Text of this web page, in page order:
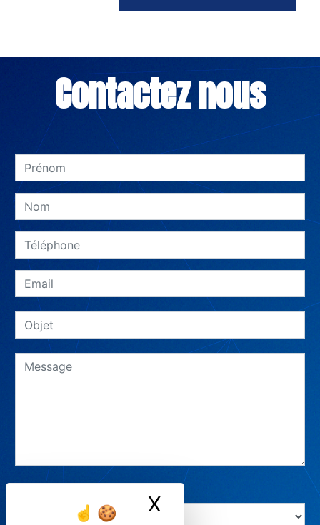
X Masquer le
Contactez nous